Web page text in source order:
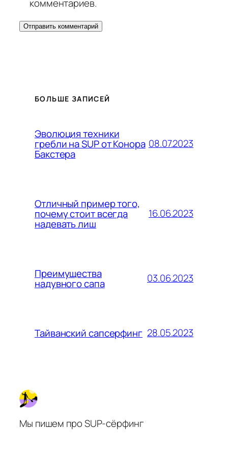
комментариев.
БОЛЬШЕ ЗАПИСЕЙ
Эволюция техники
гребли на SUP от Конора
Бакстера
08.07.2023
Отличный пример того,
почему стоит всегда
надевать лиш
16.06.2023
Преимущества
надувного сапа 03.06.2023
Тайванский сапсерфинг 28.05.2023
Мы пишем про SUP-сёрфинг